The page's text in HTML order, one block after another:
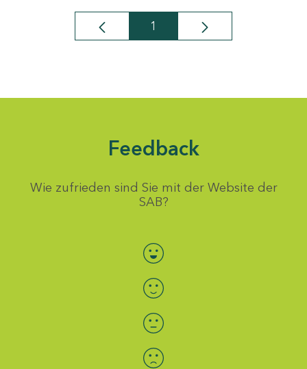
Seite
1
Feedback
Wie zufrieden sind Sie mit der Website der
SAB?
Bewertung auswählen